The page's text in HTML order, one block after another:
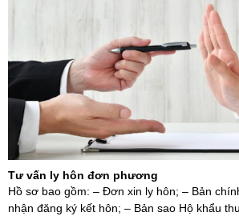
Tư vấn ly hôn đơn phương
Hồ sơ bao gồm: – Đơn xin ly hôn; – Bản
nhận đăng ký kết hôn; – Bản sao Hộ khẩu